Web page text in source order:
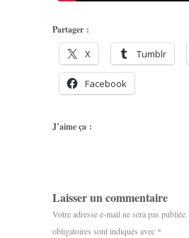
Partager :
X Tumblr
Facebook
J’aime ça :
Laisser un commentaire
Votre adresse e-mail ne sera pas publiée.
obligatoires sont indiqués avec *